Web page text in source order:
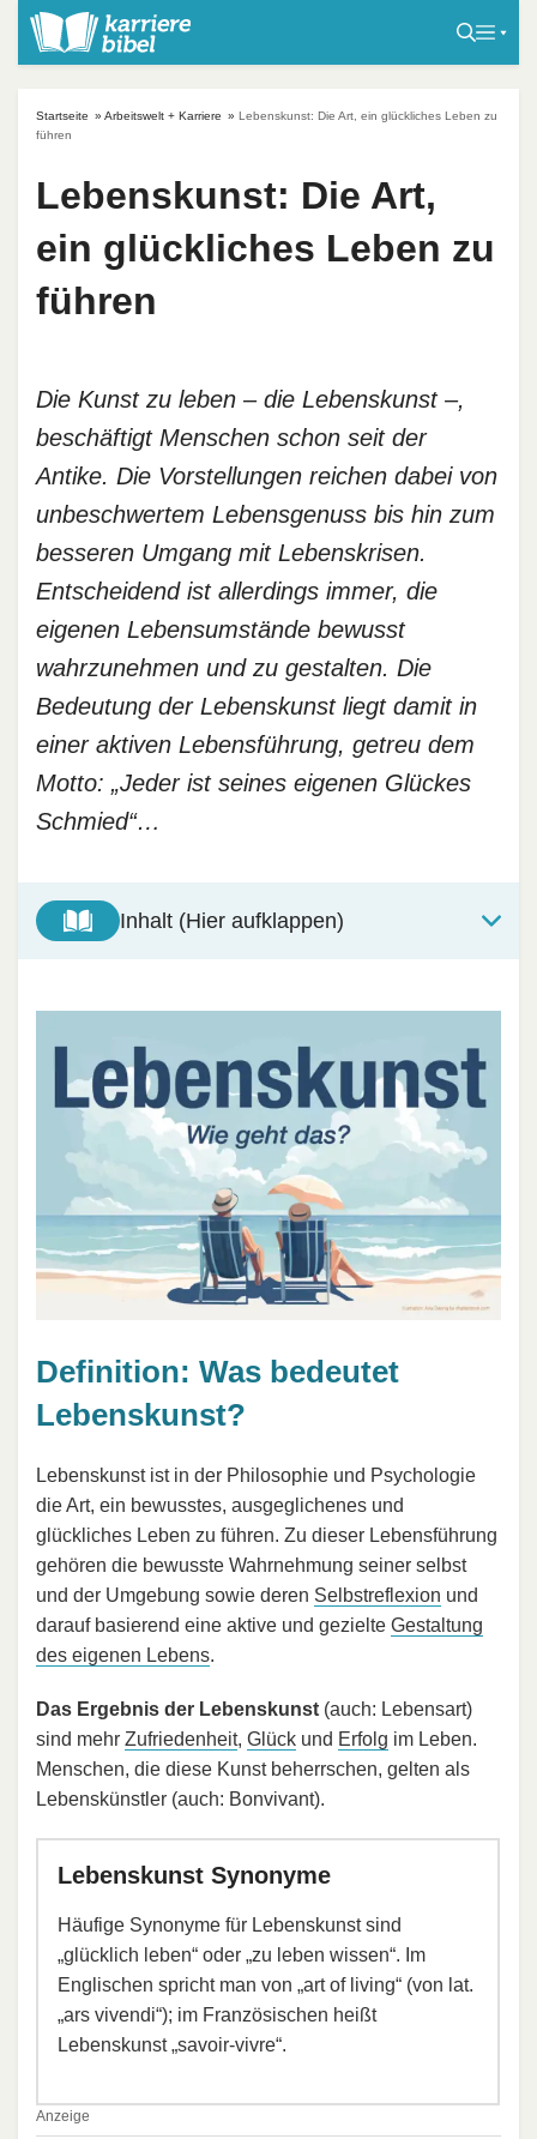
Startseite » Arbeitswelt + Karriere » Lebenskunst: Die Art, ein glückliches Leben zu
führen
Lebenskunst: Die Art,
ein glückliches Leben zu
führen
Die Kunst zu leben – die Lebenskunst –,
beschäftigt Menschen schon seit der
Antike. Die Vorstellungen reichen dabei von
unbeschwertem Lebensgenuss bis hin zum
besseren Umgang mit Lebenskrisen.
Entscheidend ist allerdings immer, die
eigenen Lebensumstände bewusst
wahrzunehmen und zu gestalten. Die
Bedeutung der Lebenskunst liegt damit in
einer aktiven Lebensführung, getreu dem
Motto: „Jeder ist seines eigenen Glückes
Schmied“…
Inhalt (Hier aufklappen)
Definition: Was bedeutet
Lebenskunst?
Lebenskunst ist in der Philosophie und Psychologie
die Art, ein bewusstes, ausgeglichenes und
glückliches Leben zu führen. Zu dieser Lebensführung
gehören die bewusste Wahrnehmung seiner selbst
und der Umgebung sowie deren Selbstreflexion und
darauf basierend eine aktive und gezielte Gestaltung
des eigenen Lebens.
Das Ergebnis der Lebenskunst (auch: Lebensart)
sind mehr Zufriedenheit, Glück und Erfolg im Leben.
Menschen, die diese Kunst beherrschen, gelten als
Lebenskünstler (auch: Bonvivant).
Lebenskunst Synonyme
Häufige Synonyme für Lebenskunst sind
„glücklich leben“ oder „zu leben wissen“. Im
Englischen spricht man von „art of living“ (von lat.
„ars vivendi“); im Französischen heißt
Lebenskunst „savoir-vivre“.
Anzeige